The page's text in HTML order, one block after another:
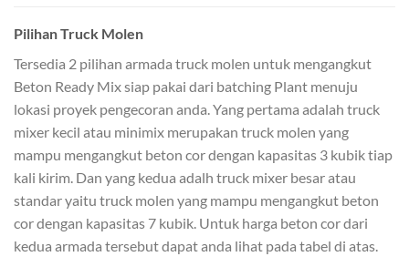
Pilihan Truck Molen
Tersedia 2 pilihan armada truck molen untuk mengangkut
Beton Ready Mix siap pakai dari batching Plant menuju
lokasi proyek pengecoran anda. Yang pertama adalah truck
mixer kecil atau minimix merupakan truck molen yang
mampu mengangkut beton cor dengan kapasitas 3 kubik tiap
kali kirim. Dan yang kedua adalh truck mixer besar atau
standar yaitu truck molen yang mampu mengangkut beton
cor dengan kapasitas 7 kubik. Untuk harga beton cor dari
kedua armada tersebut dapat anda lihat pada tabel di atas.